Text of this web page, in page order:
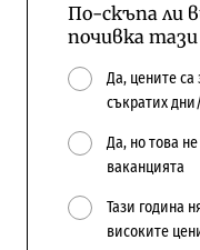
По-скъпа ли
почивка тази
Да, цените
съкратих
Да, но това
ваканцията
Тази година
високите